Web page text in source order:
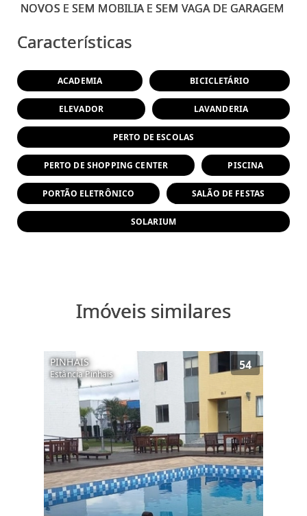
Características
ACADEMIA BICICLETÁRIO
ELEVADOR LAVANDERIA
PERTO DE ESCOLAS
PERTO DE SHOPPING CENTER PISCINA
PORTÃO ELETRÔNICO SALÃO DE FESTAS
SOLARIUM
Imóveis similares
PINHAIS
Estância Pinhais
54